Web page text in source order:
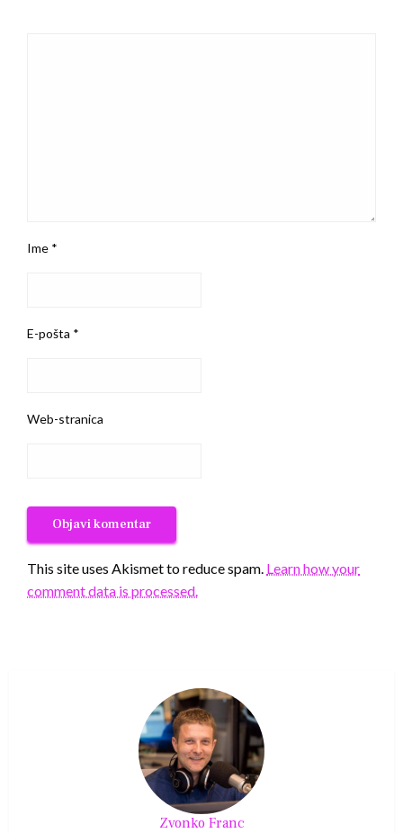
Ime *
E-pošta *
Web-stranica
This site uses Akismet to reduce spam. Learn how your
comment data is processed.
Zvonko Franc